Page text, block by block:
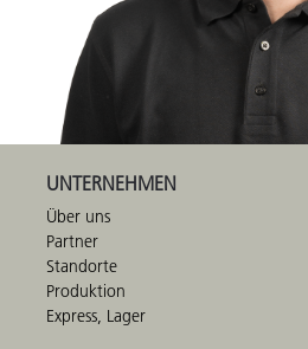
UNTERNEHMEN
Über uns
Partner
Standorte
Produktion
Express, Lager